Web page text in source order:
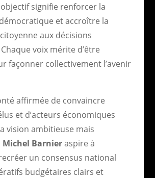
signifie renforcer la
et accroître la
aux décisions
voix mérite d’être
façonner collectivement l’avenir
affirmée de convaincre
et d’acteurs économiques
vision ambitieuse mais
Michel Barnieraspire à
un consensus national
budgétaires clairs et